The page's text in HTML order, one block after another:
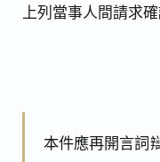
上列當事人間請求
本件應再開言詞